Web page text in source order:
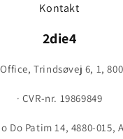
Kontakt
2die4
Trindsøvej 6, 1,
· CVR-nr. 19869849
Do Patim 14, 4880-015,